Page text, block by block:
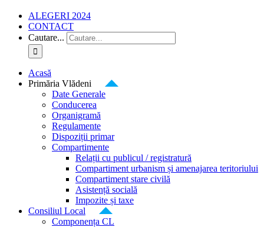
ALEGERI 2024
CONTACT
Cautare...
Acasă
Primăria Vlădeni
Date Generale
Conducerea
Organigramă
Regulamente
Dispoziții primar
Compartimente
Relații cu publicul / registratură
Compartiment urbanism și amenajarea teritoriului
Compartiment stare civilă
Asistență socială
Impozite și taxe
Consiliul Local
Componența CL